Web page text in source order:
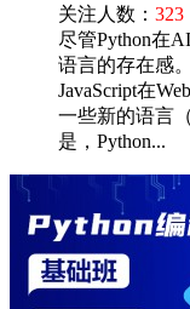
关注人数： 323
尽管Python在
语言的存在感
JavaScript在
一些新的语言
是，Python...